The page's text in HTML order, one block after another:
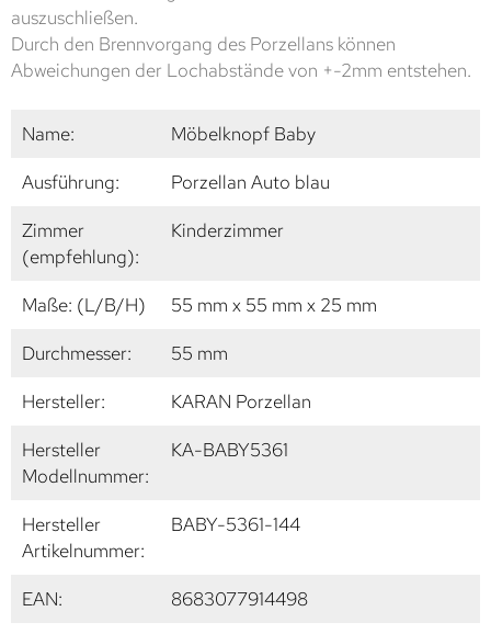
auszuschließen.
Durch den Brennvorgang des Porzellans können
Abweichungen der Lochabstände von +-2mm entstehen.
Name:
Möbelknopf Baby
Ausführung:
Porzellan Auto blau
Zimmer
(empfehlung):
Kinderzimmer
Maße: (L/B/H)
55 mm x 55 mm x 25 mm
Durchmesser:
55 mm
Hersteller:
KARAN Porzellan
Hersteller
Modellnummer:
KA-BABY5361
Hersteller
Artikelnummer:
BABY-5361-144
EAN:
8683077914498